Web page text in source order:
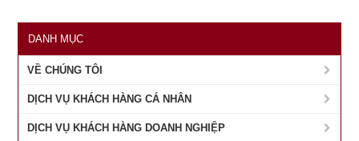
DANH MỤC
VỀ CHÚNG TÔI
DỊCH VỤ KHÁCH HÀNG CÁ NHÂN
DỊCH VỤ KHÁCH HÀNG DOANH NGHIỆP